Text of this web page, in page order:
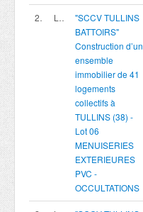
200420007 Lot 06
"SCCV TULLINS
BATTOIRS"
Construction d’un
ensemble
immobilier de 41
logements
collectifs à
TULLINS (38) -
Lot 06
MENUISERIES
EXTERIEURES
PVC -
OCCULTATIONS